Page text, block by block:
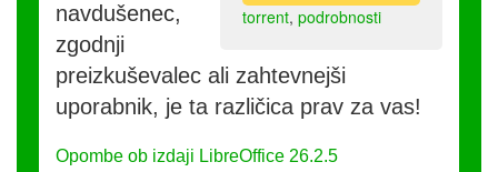
torrent, podrobnosti
navdušenec,
zgodnji
preizkuševalec ali zahtevnejši
uporabnik, je ta različica prav za vas!
Opombe ob izdaji LibreOffice 26.2.5